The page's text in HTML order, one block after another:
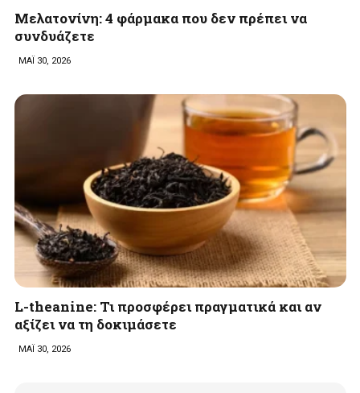
Mελατονίνη: 4 φάρμακα που δεν πρέπει να
συνδυάζετε
ΜΑΪ 30, 2026
L-theanine: Τι προσφέρει πραγματικά και αν
αξίζει να τη δοκιμάσετε
ΜΑΪ 30, 2026